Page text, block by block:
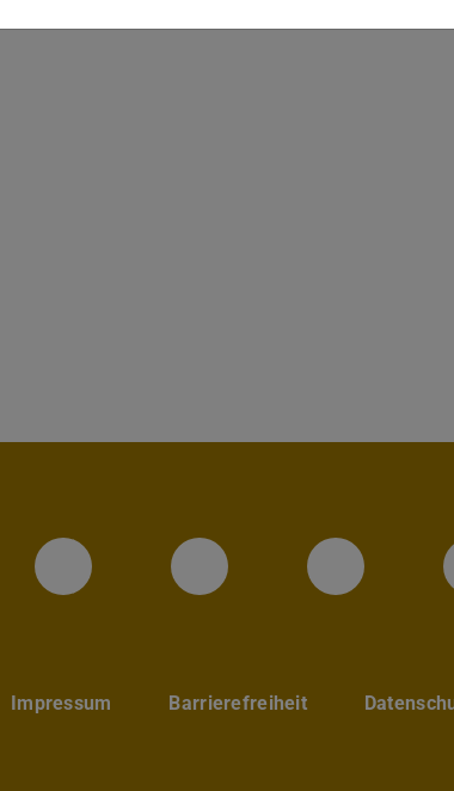
Instagram-Seite des
LinkedIn-Profil
Impressum Barrierefreiheit